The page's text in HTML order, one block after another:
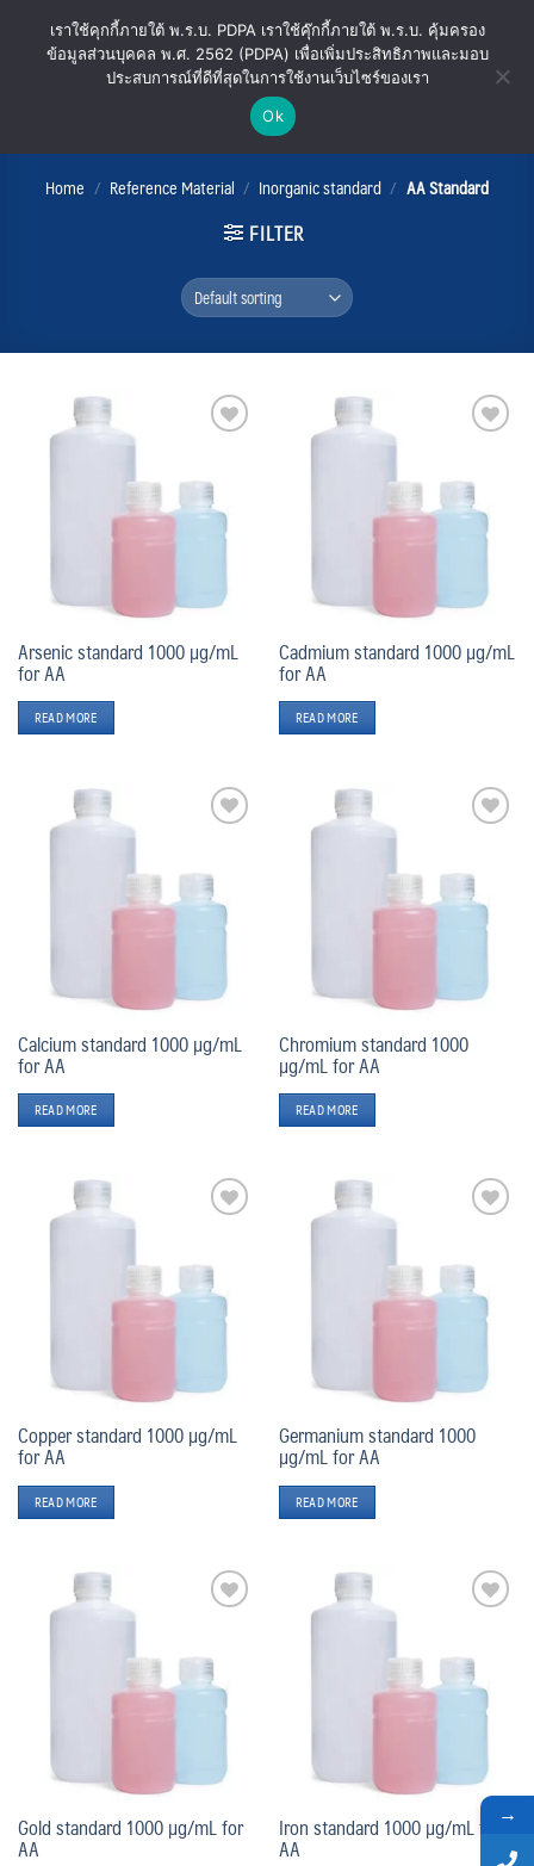
AA Standard
Home / Reference Material / Inorganic standard / AA Standard
FILTER
wishlist
Arsenic standard 1000 µg/mL
for AA
READ MORE
wishlist
Cadmium standard 1000 µg/mL
for AA
READ MORE
wishlist
Calcium standard 1000 µg/mL
for AA
READ MORE
wishlist
Chromium standard 1000
µg/mL for AA
READ MORE
wishlist
Copper standard 1000 µg/mL
for AA
READ MORE
wishlist
Germanium standard 1000
µg/mL for AA
READ MORE
wishlist
Gold standard 1000 µg/mL for
AA
wishlist
Iron standard 1000 µg/mL for
AA
→
เราใช้คุกกี้ภายใต้ พ.ร.บ. PDPA เราใช้คุ๊กกี้ภายใต้ พ.ร.บ. คุ้มครอง
ข้อมูลส่วนบุคคล พ.ศ. 2562 (PDPA) เพื่อเพิ่มประสิทธิภาพและมอบ
ประสบการณ์ที่ดีที่สุดในการใช้งานเว็บไซร์ของเรา
Ok